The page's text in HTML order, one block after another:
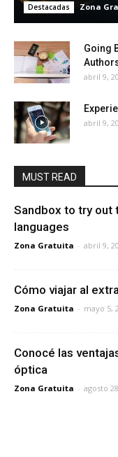
Destacadas Zona
Going
abril 9,
abril 9,
MUST READ
Sandbox to try out
languages
Zona Gratuita - abril 9,
Cómo viajar al
Zona Gratuita - mayo 5,
Conocé las
óptica
Zona Gratuita - agosto